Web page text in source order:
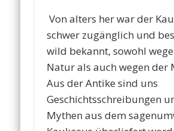
Von alters her war der
schwer zugänglich und
wild bekannt, sowohl
Natur als auch wegen der
Aus der Antike sind uns
Geschichtsschreibungen
Mythen aus dem